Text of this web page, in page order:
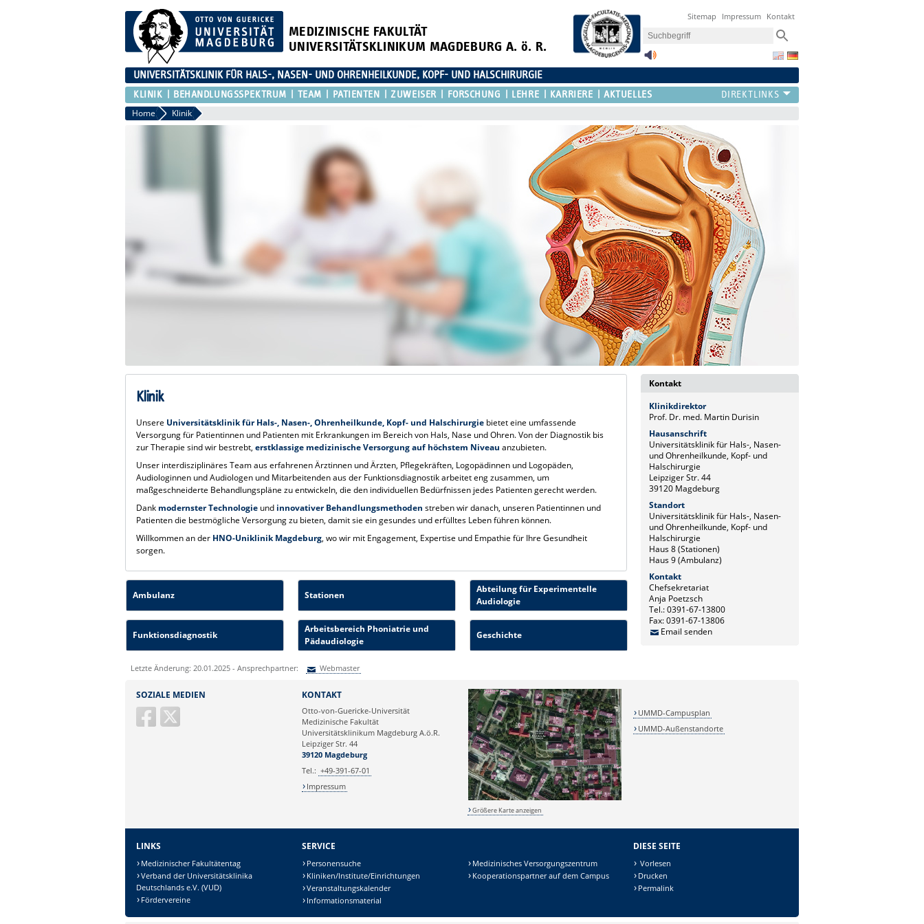
MEDIZINISCHE FAKULTÄT
UNIVERSITÄTSKLINIKUM MAGDEBURG A. ö. R.
Sitemap Impressum Kontakt
UNIVERSITÄTSKLINIK FÜR HALS-, NASEN- UND OHRENHEILKUNDE, KOPF- UND HALSCHIRURGIE
KLINIK BEHANDLUNGSSPEKTRUM TEAM PATIENTEN ZUWEISER FORSCHUNG LEHRE KARRIERE AKTUELLES
Home Klinik
Klinik
Unsere Universitätsklinik für Hals-, Nasen-, Ohrenheilkunde, Kopf- und Halschirurgie bietet eine umfassende
Versorgung für Patientinnen und Patienten mit Erkrankungen im Bereich von Hals, Nase und Ohren. Von der Diagnostik bis
zur Therapie sind wir bestrebt,erstklassige medizinische Versorgung auf höchstem Niveau anzubieten.
Unser interdisziplinäres Team aus erfahrenen Ärztinnen und Ärzten, Pflegekräften, Logopädinnen und Logopäden,
Audiologinnen und Audiologen und Mitarbeitenden aus der Funktionsdiagnostik arbeitet eng zusammen, um
maßgeschneiderte Behandlungspläne zu entwickeln, die den individuellen Bedürfnissen jedes Patienten gerecht werden.
Dank modernster Technologie und innovativer Behandlungsmethoden streben wir danach, unseren Patientinnen und
Patienten die bestmögliche Versorgung zu bieten, damit sie ein gesundes und erfülltes Leben führen können.
Willkommen an der HNO-Uniklinik Magdeburg, wo wir mit Engagement, Expertise und Empathie für Ihre Gesundheit
sorgen.
Ambulanz Stationen
Abteilung für Experimentelle
Audiologie
Funktionsdiagnostik
Arbeitsbereich Phoniatrie und
Pädaudiologie
Geschichte
Kontakt
Klinikdirektor
Prof. Dr. med. Martin Durisin
Hausanschrift
Universitätsklinik für Hals-, Nasen-
und Ohrenheilkunde, Kopf- und
Halschirurgie
Leipziger Str. 44
39120 Magdeburg
Standort
Universitätsklinik für Hals-, Nasen-
und Ohrenheilkunde, Kopf- und
Halschirurgie
Haus 8 (Stationen)
Haus 9 (Ambulanz)
Kontakt
Chefsekretariat
Anja Poetzsch
Tel.: 0391-67-13800
Fax: 0391-67-13806
Email senden
Letzte Änderung: 20.01.2025 - Ansprechpartner: Webmaster
Ihre E-Mailadresse:
SOZIALE MEDIEN KONTAKT
Otto-von-Guericke-Universität
Medizinische Fakultät
Universitätsklinikum Magdeburg A.ö.R.
Leipziger Str. 44
39120 Magdeburg
Tel.: +49-391-67-01
Impressum
Größere Karte anzeigen
UMMD-Campusplan
UMMD-Außenstandorte
LINKS
Medizinischer Fakultätentag
Verband der Universitätsklinika
Deutschlands e.V. (VUD)
Fördervereine
SERVICE
Personensuche
Kliniken/Institute/Einrichtungen
Veranstaltungskalender
Informationsmaterial
Medizinisches Versorgungszentrum
Kooperationspartner auf dem Campus
DIESE SEITE
Vorlesen
Drucken
Permalink